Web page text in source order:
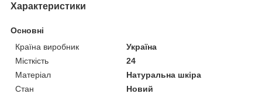
Характеристики
Основні
Країна виробник
Україна
Місткість
24
Матеріал
Натуральна шкіра
Стан
Новий